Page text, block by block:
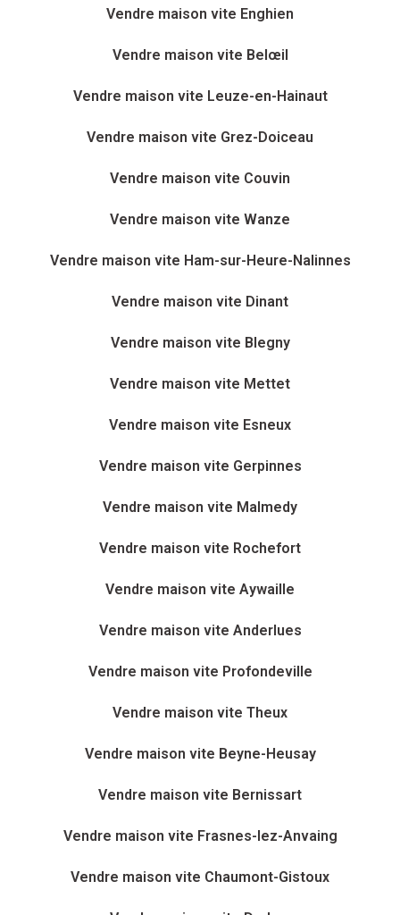
Vendre maison vite Enghien
Vendre maison vite Belœil
Vendre maison vite Leuze-en-Hainaut
Vendre maison vite Grez-Doiceau
Vendre maison vite Couvin
Vendre maison vite Wanze
Vendre maison vite Ham-sur-Heure-Nalinnes
Vendre maison vite Dinant
Vendre maison vite Blegny
Vendre maison vite Mettet
Vendre maison vite Esneux
Vendre maison vite Gerpinnes
Vendre maison vite Malmedy
Vendre maison vite Rochefort
Vendre maison vite Aywaille
Vendre maison vite Anderlues
Vendre maison vite Profondeville
Vendre maison vite Theux
Vendre maison vite Beyne-Heusay
Vendre maison vite Bernissart
Vendre maison vite Frasnes-lez-Anvaing
Vendre maison vite Chaumont-Gistoux